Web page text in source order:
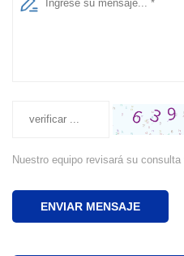
Nuestro equipo revisará su consulta
ENVIAR MENSAJE